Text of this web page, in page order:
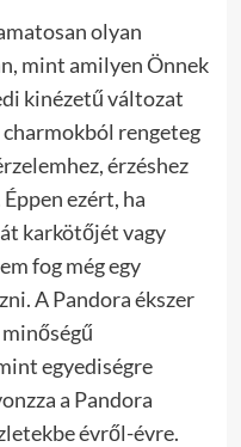
olyan
mint amilyen Önnek
kinézetű változat
rengeteg
érzéshez
ezért, ha
karkötőjét vagy
fog még egy
A Pandora ékszer
egyediségre
a Pandora
évről-évre.